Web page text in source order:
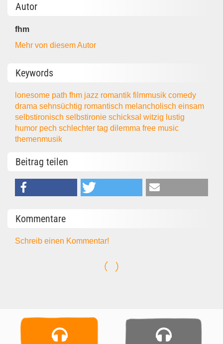
Autor
fhm
Mehr von diesem Autor
Keywords
lonesome pathfhm jazz romantikfilmmusikcomedy
dramasehnsüchtig romantisch melancholischeinsam
selbstironischselbstironieschicksalwitzig lustig
humor pechschlechter tagdilemmafree music
themenmusik
Beitrag teilen
Kommentare
Schreib einen Kommentar!